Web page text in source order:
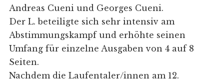
Andreas Cueni und Georges Cueni.
Der L. beteiligte sich sehr intensiv am
Abstimmungskampf und erhöhte seinen
Umfang für einzelne Ausgaben von 4 auf 8
Seiten.
Nachdem die Laufentaler/innen am 12.